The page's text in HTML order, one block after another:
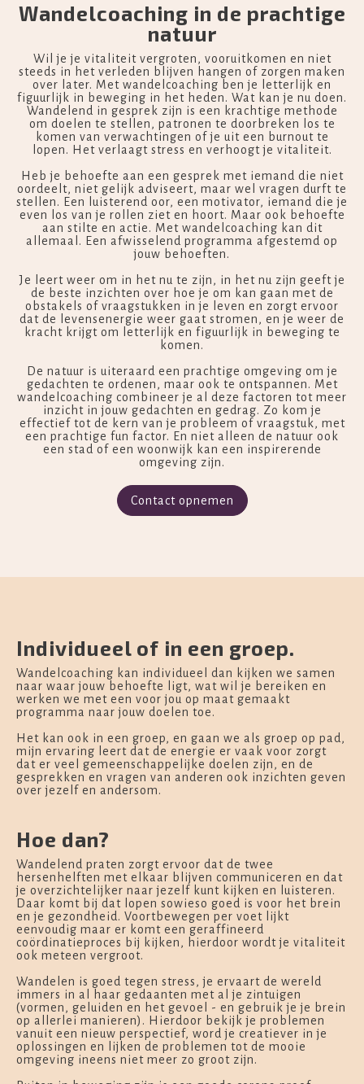
Wandelcoaching in de prachtige
natuur
Wil je je vitaliteit vergroten, vooruitkomen en niet
steeds in het verleden blijven hangen of zorgen maken
over later. Met wandelcoaching ben je letterlijk en
figuurlijk in beweging in het heden. Wat kan je nu doen.
Wandelend in gesprek zijn is een krachtige methode
om doelen te stellen, patronen te doorbreken los te
komen van verwachtingen of je uit een burnout te
lopen. Het verlaagt stress en verhoogt je vitaliteit.
Heb je behoefte aan een gesprek met iemand die niet
oordeelt, niet gelijk adviseert, maar wel vragen durft te
stellen. Een luisterend oor, een motivator, iemand die je
even los van je rollen ziet en hoort. Maar ook behoefte
aan stilte en actie. Met wandelcoaching kan dit
allemaal. Een afwisselend programma afgestemd op
jouw behoeften.
Je leert weer om in het nu te zijn, in het nu zijn geeft je
de beste inzichten over hoe je om kan gaan met de
obstakels of vraagstukken in je leven en zorgt ervoor
dat de levensenergie weer gaat stromen, en je weer de
kracht krijgt om letterlijk en figuurlijk in beweging te
komen.
De natuur is uiteraard een prachtige omgeving om je
gedachten te ordenen, maar ook te ontspannen. Met
wandelcoaching combineer je al deze factoren tot meer
inzicht in jouw gedachten en gedrag. Zo kom je
effectief tot de kern van je probleem of vraagstuk, met
een prachtige fun factor. En niet alleen de natuur ook
een stad of een woonwijk kan een inspirerende
omgeving zijn.
Contact opnemen
Individueel of in een groep.
Wandelcoaching kan individueel dan kijken we samen
naar waar jouw behoefte ligt, wat wil je bereiken en
werken we met een voor jou op maat gemaakt
programma naar jouw doelen toe.
Het kan ook in een groep, en gaan we als groep op pad,
mijn ervaring leert dat de energie er vaak voor zorgt
dat er veel gemeenschappelijke doelen zijn, en de
gesprekken en vragen van anderen ook inzichten geven
over jezelf en andersom.
Hoe dan?
Wandelend praten zorgt ervoor dat de twee
hersenhelften met elkaar blijven communiceren en dat
je overzichtelijker naar jezelf kunt kijken en luisteren.
Daar komt bij dat lopen sowieso goed is voor het brein
en je gezondheid. Voortbewegen per voet lijkt
eenvoudig maar er komt een geraffineerd
coördinatieproces bij kijken, hierdoor wordt je vitaliteit
ook meteen vergroot.
Wandelen is goed tegen stress, je ervaart de wereld
immers in al haar gedaanten met al je zintuigen
(vormen, geluiden en het gevoel - en gebruik je je brein
op allerlei manieren). Hierdoor bekijk je problemen
vanuit een nieuw perspectief, word je creatiever in je
oplossingen en lijken de problemen tot de mooie
omgeving ineens niet meer zo groot zijn.